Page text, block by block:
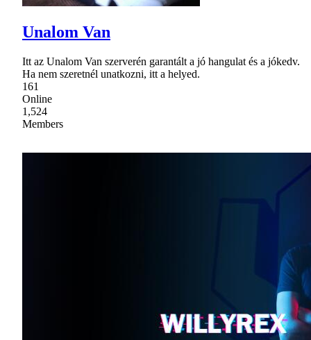
Unalom Van
Itt az Unalom Van szerverén garantált a jó hangulat és a jókedv.
Ha nem szeretnél unatkozni, itt a helyed.
161
Online
1,524
Members